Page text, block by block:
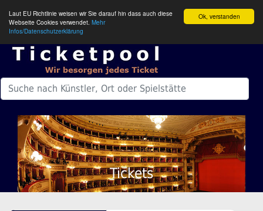
Ok, verstanden
Laut EU Richtlinie weisen wir Sie darauf hin dass auch diese
Webseite Cookies verwendet. Mehr
Infos/Datenschutzerklärung
Tickets